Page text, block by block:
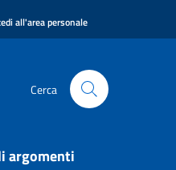
all'area personale
Cerca
argomenti